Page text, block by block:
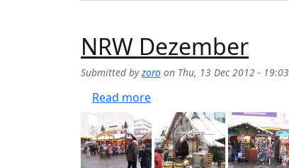
NRW Dezember
Submitted byzoro on Thu, 13 Dec 2012 - 19:03
Read moreabout NRW Dezember